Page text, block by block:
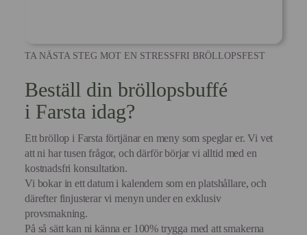
TA NÄSTA STEG MOT EN STRESSFRI BRÖLLOPSFEST
Beställ din bröllopsbuffé
i Farsta idag?
Ett bröllop i Farsta förtjänar en meny som speglar er. Vi vet
att ni har tusen frågor, och därför börjar vi alltid med en
kostnadsfri konsultation.
Vi bokar in ett datum i kalendern som en platshållare, och
därefter finjusterar vi menyn under en exklusiv
provsmakning.
På så sätt kan ni känna er 100% trygga med att smakerna